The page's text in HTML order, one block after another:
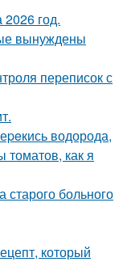
год.
вынуждены
переписок с
водорода,
томатов, как я
больного
который